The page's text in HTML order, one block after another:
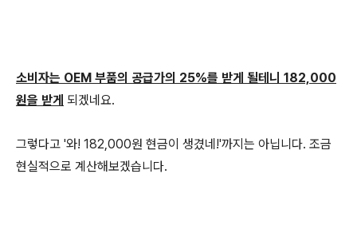
소비자는 OEM 부품의 공급가의 25%를 받게 될테니 182,000
원을 받게 되겠네요.
그렇다고 '와! 182,000원 현금이 생겼네!'까지는 아닙니다. 조금
현실적으로 계산해보겠습니다.